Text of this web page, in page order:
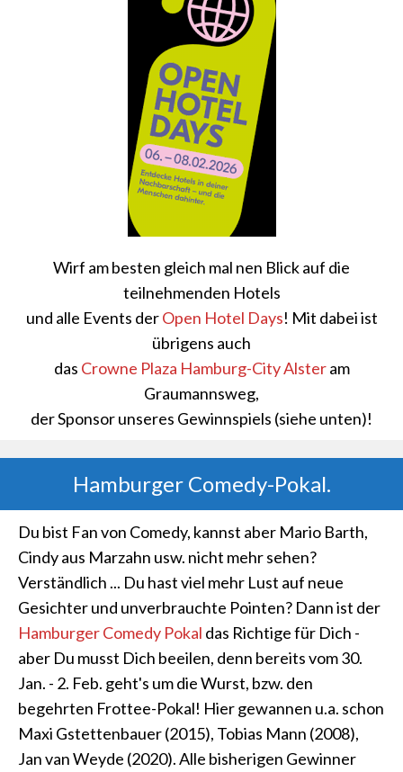
Wirf am besten gleich mal nen Blick auf die
teilnehmenden Hotels
und alle Events derOpen Hotel Days! Mit dabei ist
übrigens auch
das Crowne Plaza Hamburg-City Alsteram
Graumannsweg,
der Sponsor unseres Gewinnspiels (siehe unten)!
Hamburger Comedy-Pokal.
Du bist Fan von Comedy, kannst aber Mario Barth,
Cindy aus Marzahn usw. nicht mehr sehen?
Verständlich ... Du hast viel mehr Lust auf neue
Gesichter und unverbrauchte Pointen? Dann ist der
Hamburger Comedy Pokal das Richtige für Dich -
aber Du musst Dich beeilen, denn bereits vom 30.
Jan. - 2. Feb. geht's um die Wurst, bzw. den
begehrten Frottee-Pokal! Hier gewannen u.a. schon
Maxi Gstettenbauer (2015), Tobias Mann (2008),
Jan van Weyde (2020). Alle bisherigen Gewinner